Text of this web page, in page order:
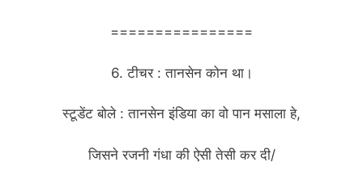
================
6. टीचर : तानसेन कोन था।
स्टूडेंट बोले : तानसेन इंडिया का वो पान मसाला हे,
जिसने रजनी गंधा की ऐसी तेसी कर दी/